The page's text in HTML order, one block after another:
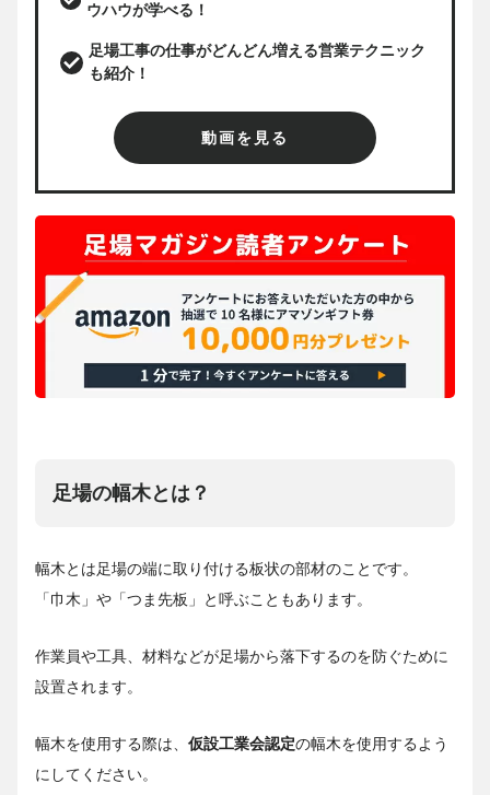
ウハウが学べる！
足場工事の仕事がどんどん増える営業テクニック
も紹介！
動画を見る
足場の幅木とは？
幅木とは足場の端に取り付ける板状の部材のことです。
「巾木」や「つま先板」と呼ぶこともあります。
作業員や工具、材料などが足場から落下するのを防ぐために
設置されます。
幅木を使用する際は、 仮設工業会認定の幅木を使用するよう
にしてください。